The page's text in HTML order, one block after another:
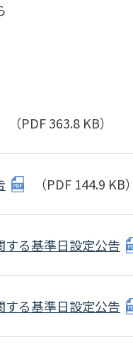
（PDF 363.8 KB）
（PDF 144.9 KB）
する基準日設定公告
する基準日設定公告